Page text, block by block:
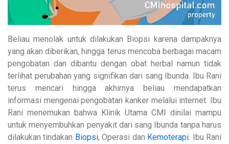
Beliau menolak untuk dilakukan Biopsi karena dampaknya
yang akan diberikan, hingga terus mencoba berbagai macam
pengobatan dan dibantu dengan obat herbal namun tidak
terlihat perubahan yang signifikan dari sang Ibunda. Ibu Rani
terus mencari hingga akhirnya beliau mendapatkan
informasi mengenai pengobatan kanker melalui internet. Ibu
Rani menemukan bahwa Klinik Utama CMI dinilai mampu
untuk menyembuhkan penyakit dari sang Ibunda tanpa harus
dilakukan tindakan Biopsi, Operasi dan Kemoterapi. Ibu Rani